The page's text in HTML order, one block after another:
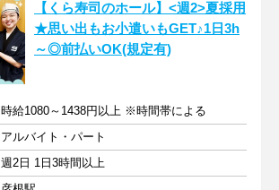
【くら寿司のホール】<週2>夏採用
★思い出もお小遣いもGET♪1日3h
～◎前払いOK(規定有)
時給1080～1438円以上 ※時間帯による
アルバイト・パート
週2日 1日3時間以上